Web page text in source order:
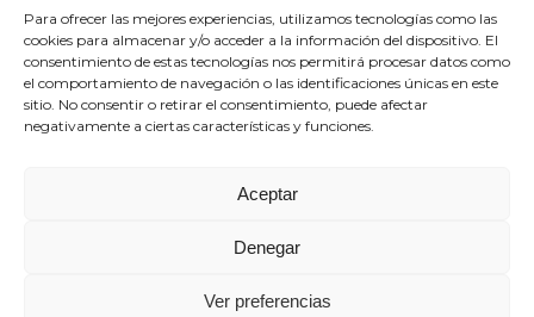
Para ofrecer las mejores experiencias, utilizamos tecnologías como las
cookies para almacenar y/o acceder a la información del dispositivo. El
consentimiento de estas tecnologías nos permitirá procesar datos como
el comportamiento de navegación o las identificaciones únicas en este
sitio. No consentir o retirar el consentimiento, puede afectar
negativamente a ciertas características y funciones.
Aceptar
Denegar
Ver preferencias